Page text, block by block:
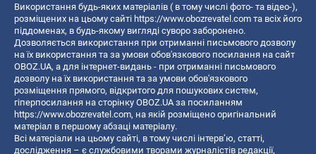
Використання будь-яких матеріалів ( в тому числі фото- та відео-),
розміщених на цьому сайті https://www.obozrevatel.com та всіх його
піддоменах, в будь-якому вигляді суворо заборонено.
Дозволяється використання при отриманні письмового дозволу
на їх використання та за умови обов'язкового посилання на сайт
OBOZ.UA, а для інтернет-видань - при отриманні письмового
дозволу на їх використання та за умови обов'язкового
розміщення прямого, відкритого для пошукових систем,
гіперпосилання на сторінку OBOZ.UA за посиланням
https://www.obozrevatel.com, на якій розміщено оригінальний
матеріал в першому абзаці матеріалу.
Всі матеріали на цьому сайті, в тому числі інтерв’ю, статті,
дослідження – є службовими творами журналістів редакції,